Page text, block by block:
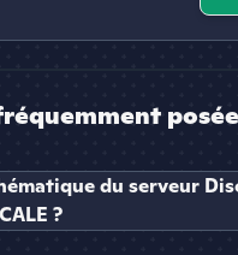
du serveur
?